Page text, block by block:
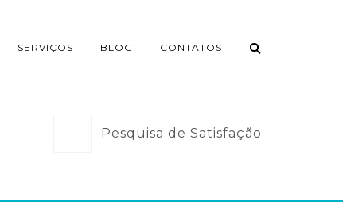
SERVIÇOS BLOG CONTATOS
Pesquisa de Satisfação